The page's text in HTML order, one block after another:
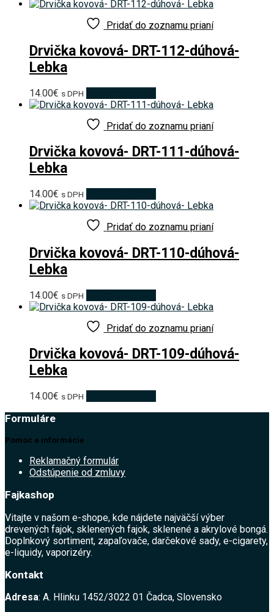
Pridať do zoznamu prianí
Drvička kovová- DRT-112-dúhová-
Lebka
14.00€ s DPH
Pridať do zoznamu prianí
Drvička kovová- DRT-111-dúhová-
Lebka
14.00€ s DPH
Pridať do zoznamu prianí
Drvička kovová- DRT-110-dúhová-
Lebka
14.00€ s DPH
Pridať do zoznamu prianí
Drvička kovová- DRT-109-dúhová-
Lebka
14.00€ s DPH
Formuláre
Pomoc a informácie
Reklamačný formulár
Odstúpenie od zmluvy
Fajkashop
Vitajte v našom e-shope, kde nájdete najväčší výber
drevených fajok, sklenených fajok, sklenené a akrylové bongá.
Doplnkový sortiment, zapaľovače, darčekové sady, e-cigarety,
e-liquidy, vaporizéry.
Kontakt
Adresa: A. Hlinku 1452/3022 01 Čadca, Slovensko